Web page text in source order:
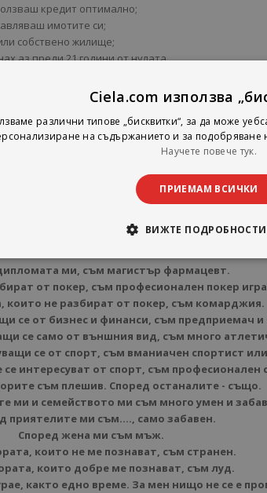
кредит оптимално;
имотите си;
собствено жилище;
аз преди 21 години от нулата.
ми, съм магистър фармацевт.
от покер, съм професионален покер
които не разбират от покер, съм комарджия.
се от бизнес и финанси, съм предприемач
се само от външния вид, съм много
се от спорт, съм вманиачен спортист
интересуват от спорт, съм професионален
съм плешив. Според останалите - също.
ми и семейството ми съм много умен и
приятелите ми съм...., само забавен.
Според жена ми съм мъж.
които не ме познават, съм странен.
които добре ме познават, съм луд.
както едно време. За мен нищо не се е
Ciela.com използва
различни типове „бисквитки“, за да може
на съдържанието и за подобряване
Научете повече тук.
ПРИЕМАМ ВСИЧКИ
ВИЖТЕ